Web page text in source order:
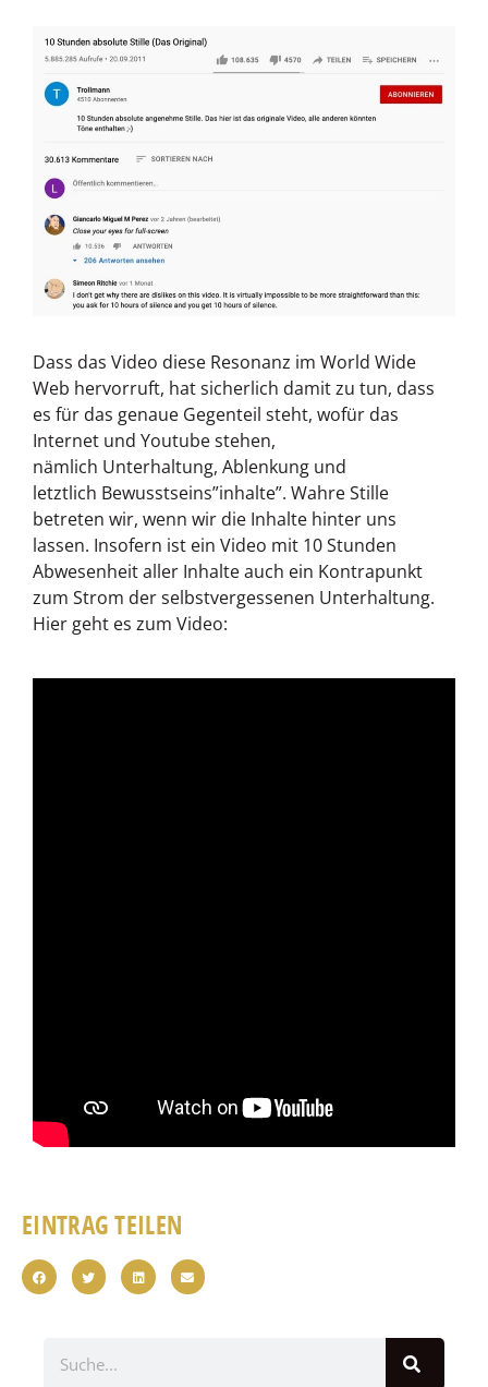
Dass das Video diese Resonanz im World Wide
Web hervorruft, hat sicherlich damit zu tun, dass
es für das genaue Gegenteil steht, wofür das
Internet und Youtube stehen,
nämlich Unterhaltung, Ablenkung und
letztlich Bewusstseins”inhalte”. Wahre Stille
betreten wir, wenn wir die Inhalte hinter uns
lassen. Insofern ist ein Video mit 10 Stunden
Abwesenheit aller Inhalte auch ein Kontrapunkt
zum Strom der selbstvergessenen Unterhaltung.
Hier geht es zum Video:
EINTRAG TEILEN